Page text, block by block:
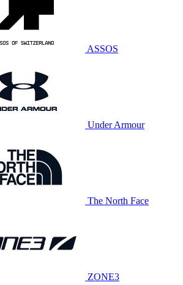
ASSOS
Under Armour
The North Face
ZONE3